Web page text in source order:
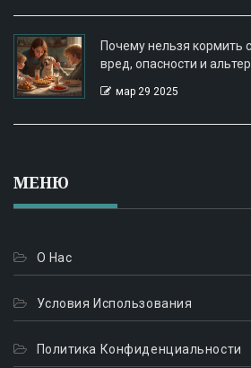
Почему нельзя кормить
вред, опасности и
мар 29 2025
МЕНЮ
О Нас
Условия Использования
Политика Конфиденциальности